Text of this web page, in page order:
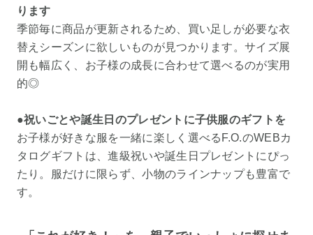
ります
季節毎に商品が更新されるため、買い足しが必要な衣
替えシーズンに欲しいものが見つかります。サイズ展
開も幅広く、お子様の成長に合わせて選べるのが実用
的◎
●祝いごとや誕生日のプレゼントに子供服のギフトを
お子様が好きな服を一緒に楽しく選べるF.O.のWEBカ
タログギフトは、進級祝いや誕生日プレゼントにぴっ
たり。服だけに限らず、小物のラインナップも豊富で
す。